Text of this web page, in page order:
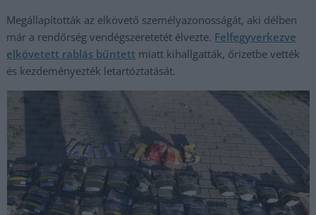
Megállapították az elkövető személyazonosságát, aki délben
már a rendőrség vendégszeretetét élvezte. Felfegyverkezve
elkövetett rablás bűntett miatt kihallgatták, őrizetbe vették
és kezdeményezték letartóztatását.